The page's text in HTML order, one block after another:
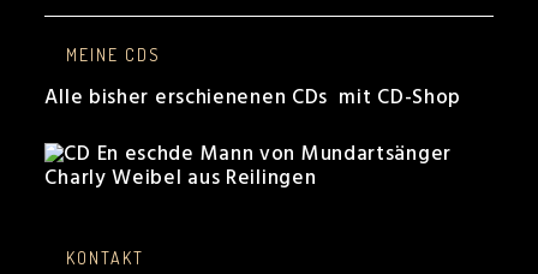
MEINE CDS
Alle bisher erschienenen CDs mit CD-Shop
KONTAKT